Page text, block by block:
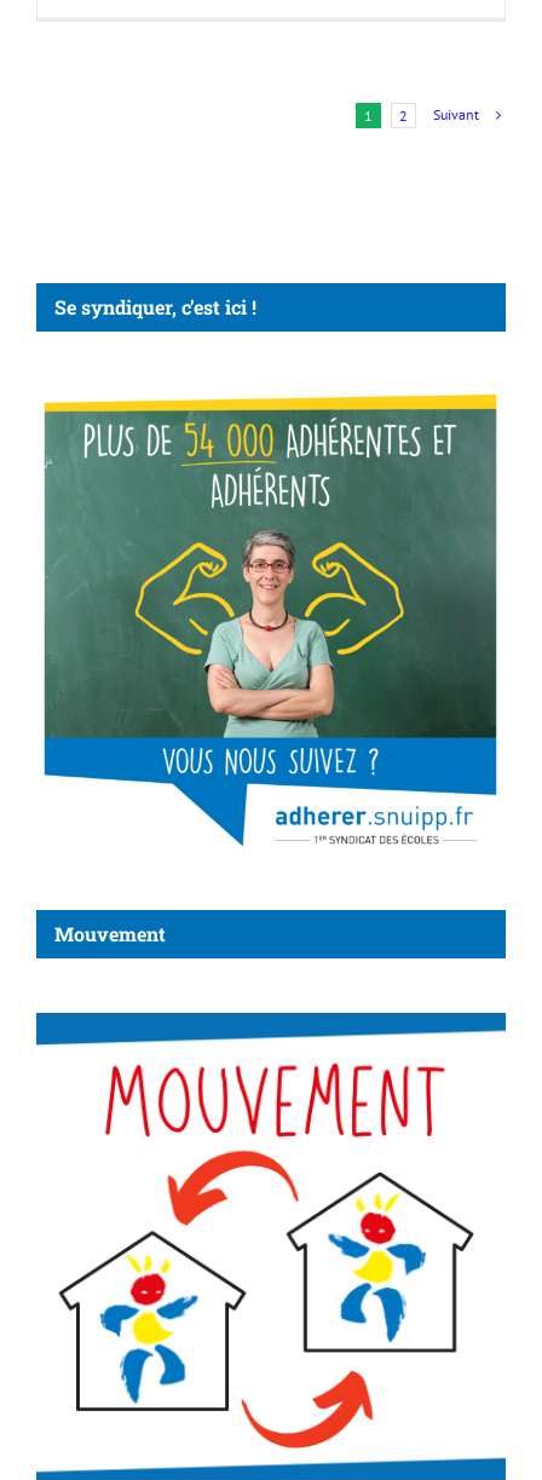
1 2 Suivant
Se syndiquer, c’est ici !
Mouvement